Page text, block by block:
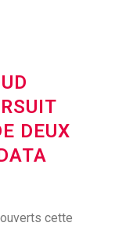
DEUX
cette